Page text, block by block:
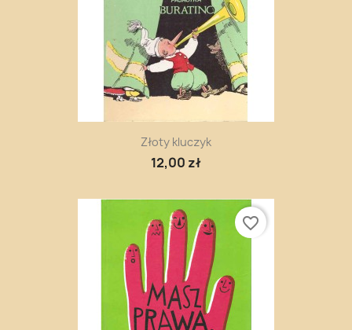
Złoty kluczyk
12,00 zł
favorite_border